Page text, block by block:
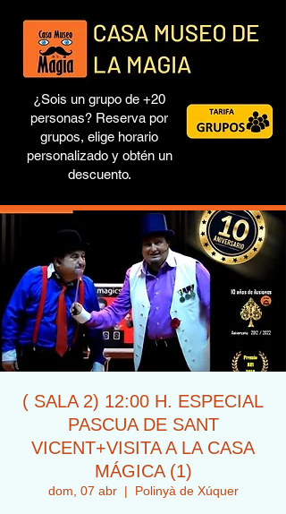
¿Sois un grupo de +20
personas? Reserva por
grupos, elige horario
personalizado y obtén un
descuento.
( SALA 2) 12:00 H. ESPECIAL
PASCUA DE SANT
VICENT+VISITA A LA CASA
MÁGICA (1)
dom, 07 abr
  |
Polinyà de Xúquer